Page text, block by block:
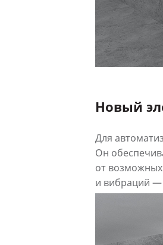
Новый
Для
Он
от
и вибраций —